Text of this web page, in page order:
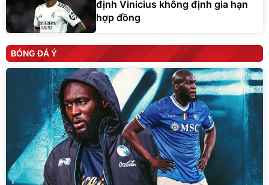
định Vinicius không định gia hạn
hợp đồng
BÓNG ĐÁ Ý